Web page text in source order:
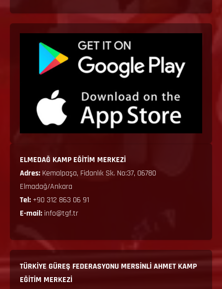
ELMEDAĞ KAMP EĞİTİM MERKEZİ
Adres: Kemalpaşa, Fidanlık Sk. No:37, 06780
Elmadağ/Ankara
Tel: +90 312 863 06 91
E-mail: info@tgf.tr
TÜRKİYE GÜREŞ FEDERASYONU MERSİNLİ AHMET KAMP
EĞİTİM MERKEZİ